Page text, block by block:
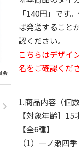
「140円」です
ば発送すること
認ください。
こちらはデザイ
名をご確認くだ
1.商品内容（個
【対象年齢】
【全6種】
（1）一ノ瀬四